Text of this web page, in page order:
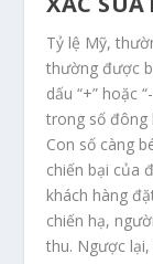
Tỷ lệ Mỹ,
thường được
dấu “+” hoặc
trong số đông
Con số càng
chiến bại của
khách hàng
chiến hạ,
thu. Ngược